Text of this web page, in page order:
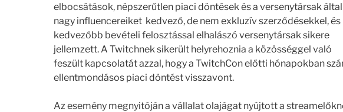
elbocsátások, népszerűtlen piaci döntések és a versenytársak által
nagy influencereiket kedvező, de nem exkluzív szerződésekkel, és
kedvezőbb bevételi felosztással elhalászó versenytársak sikere
jellemzett. A Twitchnek sikerült helyrehoznia a közösséggel való
feszült kapcsolatát azzal, hogy a TwitchCon előtti hónapokban
ellentmondásos piaci döntést visszavont.
Az esemény megnyitóján a vállalat olajágat nyújtott a